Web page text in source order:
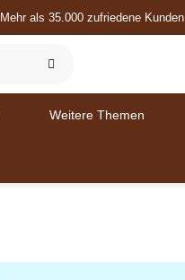
Mehr als 35.000 zufriedene Kunden
Weitere Themen